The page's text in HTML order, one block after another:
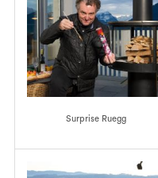
Surprise Ruegg